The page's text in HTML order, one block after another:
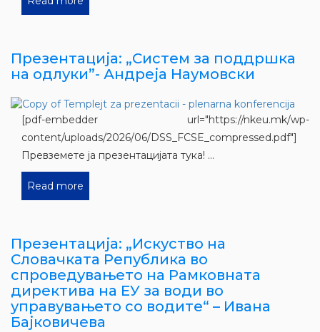
Презентација: „Систем за поддршка
на одлуки”- Андреја Наумовски
[pdf-embedder url="https://nkeu.mk/wp-
content/uploads/2026/06/DSS_FCSE_compressed.pdf"]
Превземете ја презентацијата тука! ...
Read more
Презентација: „Искуство на
Словачката Република во
спроведувањето на Рамковната
директива на ЕУ за води во
управувањето со водите“ – Ивана
Бајковичева